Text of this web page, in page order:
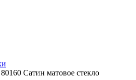
Сатин матовое стекло